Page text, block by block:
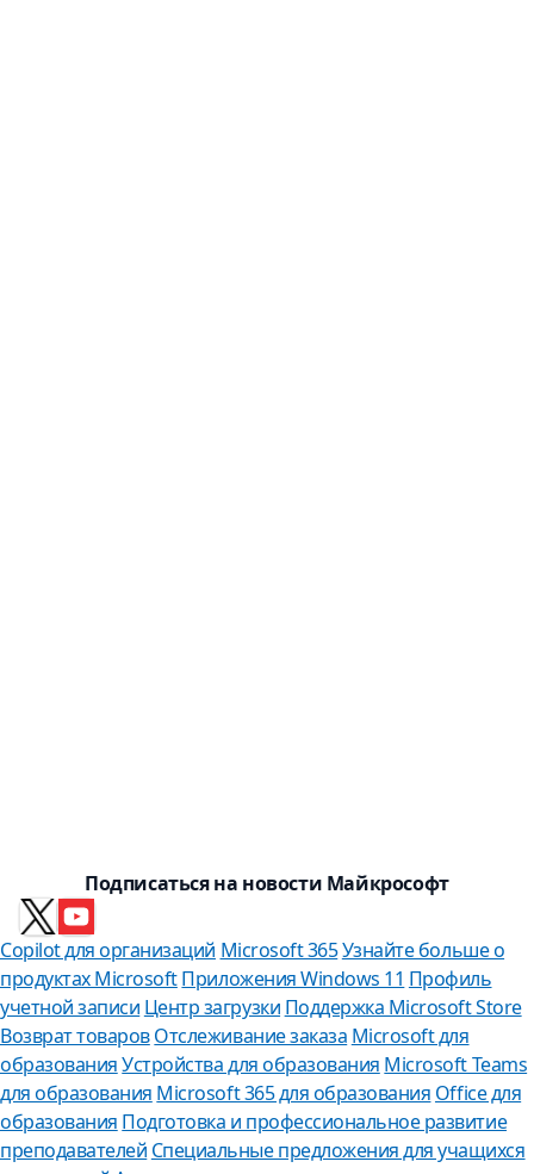
Подписаться на новости Майкрософт
Copilot для организаций Microsoft 365Узнайте больше о
продуктах MicrosoftПриложения Windows 11 Профиль
учетной записи Центр загрузки Поддержка Microsoft Store
Возврат товаровОтслеживание заказа Microsoft для
образованияУстройства для образования Microsoft Teams
для образования Microsoft 365 для образования Office для
образования Подготовка и профессиональное развитие
преподавателей Специальные предложения для учащихся